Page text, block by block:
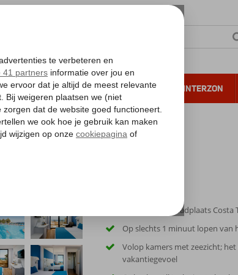
VERRE REIZEN ALL INCLUSIVE WINTERZON
In de gezellige badplaats Costa
Op slechts 1 minuut lopen van
Volop kamers met zeezicht;
vakantiegevoel